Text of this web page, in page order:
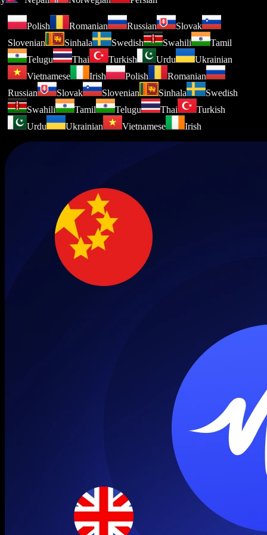
Polish Romanian Russian
Slovak
Slovenian
Sinhala Swedish Swahili
Tamil
Telugu
Thai Turkish Urdu
Ukrainian
Vietnamese
Irish Polish
Romanian
Russian
Slovak Slovenian Sinhala
Swedish
Swahili
Tamil Telugu Thai
Turkish
Urdu
Ukrainian Vietnamese Irish